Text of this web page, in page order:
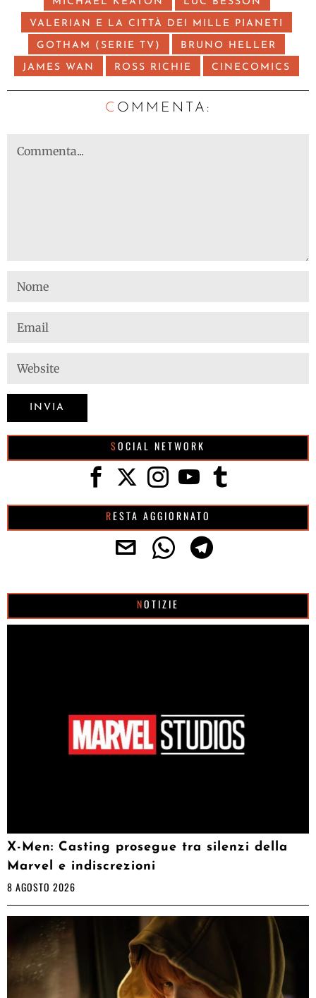
VALERIAN E LA CITTÀ DEI MILLE PIANETI
GOTHAM (SERIE TV) BRUNO HELLER
JAMES WAN ROSS RICHIE CINECOMICS
C OMMENTA:
SOCIAL NETWORK
RESTA AGGIORNATO
NOTIZIE
X-Men: Casting prosegue tra silenzi della
Marvel e indiscrezioni
8 AGOSTO 2026